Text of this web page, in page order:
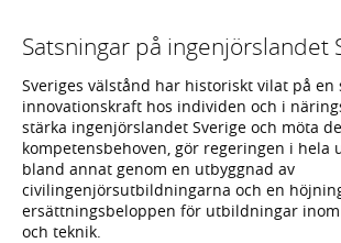
Satsningar på ingenjörslandet
Sveriges välstånd har historiskt vilat på en
innovationskraft hos individen och i
stärka ingenjörslandet Sverige och möta
kompetensbehoven, gör regeringen i hela
bland annat genom en utbyggnad av
civilingenjörsutbildningarna och en
ersättningsbeloppen för utbildningar
och teknik.